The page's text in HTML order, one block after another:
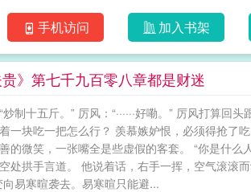
手机访问 加入书架
贵》第七千九百零八章都是财迷
制十五斤。” 厉风：“······好嘞。” 厉风打算
一块吃一把怎么行？ 羡慕嫉妒恨，必须得抢了
的微笑，一张嘴全是些虚假的客套。 “你是什
处拱手言道。 他说着话，右手一挥，空气滚滚
易寒暄袭去。易寒暄只能避...